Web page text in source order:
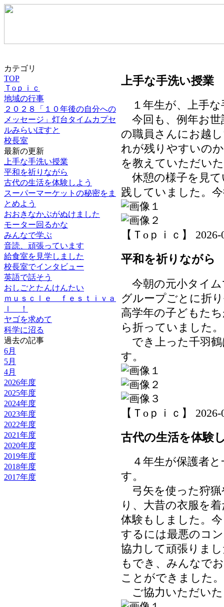
カテゴリ
TOP
Ｔoｐｉｃ
地域の行事
２０２８「１０年後の自分への
メッセージ」灯台タイムカプセ
ルみらいぽすと
校長室
最新の更新
上手な手洗い授業
平和を祈りながら
古代の生活を体験しよう
スーパーマーケットの秘密をま
とめよう
おおきなかぶがぬけました
モーター回るかな
みんなで学ぶ
音読、頑張っています
給食室を見学しました
校長室でインタビュー
英語で話そう
おしごとたんけんたい
ｍｕｓｃｌｅ ｆｅｓｔｉｖａ
ｌ ！
ヤゴを求めて
科学に沼る
過去の記事
6月
5月
4月
2026年度
2025年度
2024年度
2023年度
2022年度
2021年度
2020年度
2019年度
2018年度
2017年度
上手な手洗い授業
１年生が、上手な
今回も、例年お世
の職員さんにお越
れが残りやすいの
を教えていただい
休憩の様子を見て
践していました。
【Ｔoｐｉｃ】
平和を祈りながら
今朝の元小タイム
グループごとに折
高学年の子どもた
ら折っていました。
でき上った千羽鶴
す。
【Ｔoｐｉｃ】
古代の生活を体験
４年生が保護者と
す。
弓矢を使った狩猟
り、大昔の衣服を
体験もしました。
するには最悪のコ
協力して頑張りま
もでき、みんなで
ことができました。
ご協力いただいた